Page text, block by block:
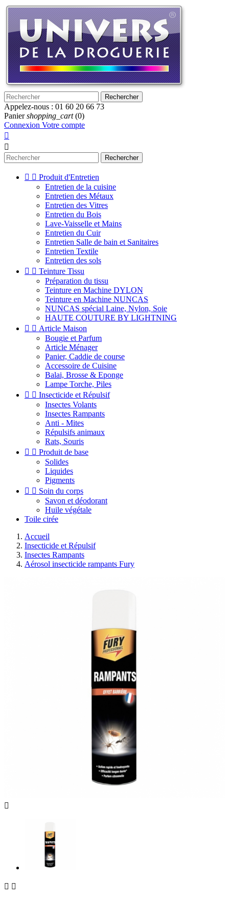
Rechercher
Appelez-nous : 01 60 20 66 73
Panier shopping_cart (0)
Connexion Votre compte


Rechercher
  Produit d'Entretien
Entretien de la cuisine
Entretien des Métaux
Entretien des Vitres
Entretien du Bois
Lave-Vaisselle et Mains
Entretien du Cuir
Entretien Salle de bain et Sanitaires
Entretien Textile
Entretien des sols
  Teinture Tissu
Préparation du tissu
Teinture en Machine DYLON
Teinture en Machine NUNCAS
NUNCAS spécial Laine, Nylon, Soie
HAUTE COUTURE BY LIGHTNING
  Article Maison
Bougie et Parfum
Article Ménager
Panier, Caddie de course
Accessoire de Cuisine
Balai, Brosse & Eponge
Lampe Torche, Piles
  Insecticide et Répulsif
Insectes Volants
Insectes Rampants
Anti - Mites
Répulsifs animaux
Rats, Souris
  Produit de base
Solides
Liquides
Pigments
  Soin du corps
Savon et déodorant
Huile végétale
Toile cirée
Accueil
Insecticide et Répulsif
Insectes Rampants
Aérosol insecticide rampants Fury

 